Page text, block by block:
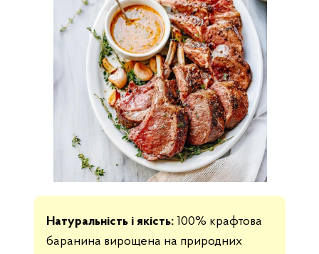
Натуральність і якість: 100% крафтова
баранина вирощена на природних